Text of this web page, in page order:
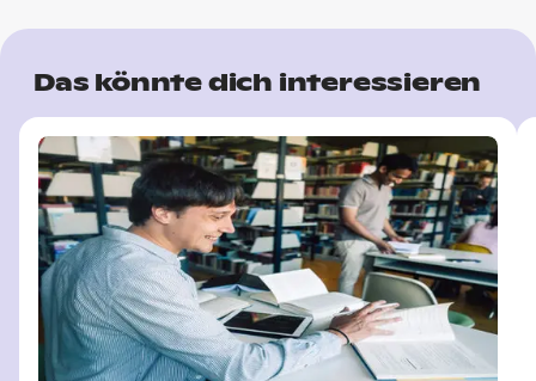
Das könnte dich interessieren